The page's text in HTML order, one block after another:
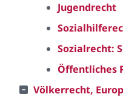
Jugendrecht
Sozialrecht:
Öffentliches
Völkerrecht,